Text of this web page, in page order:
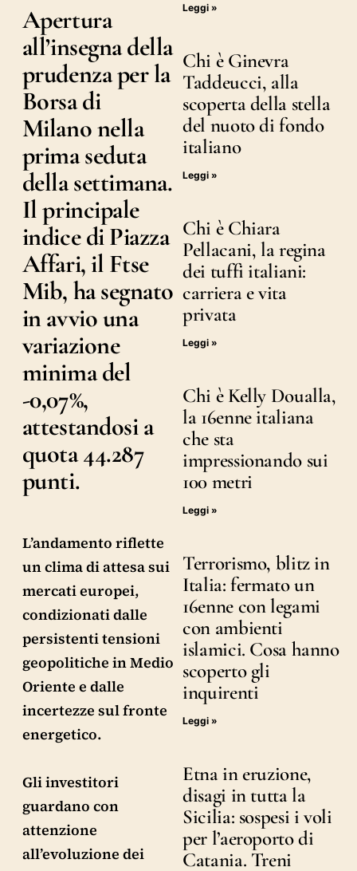
Apertura
all’insegna della
prudenza per la
Borsa di
Milano nella
prima seduta
della settimana.
Il principale
indice di Piazza
Affari, il Ftse
Mib, ha segnato
in avvio una
variazione
minima del
-0,07%,
attestandosi a
quota 44.287
punti.
L’andamento riflette
un clima di attesa sui
mercati europei,
condizionati dalle
persistenti tensioni
geopolitiche in Medio
Oriente e dalle
incertezze sul fronte
energetico.
Gli investitori
guardano con
attenzione
all’evoluzione dei
Leggi »
Chi è Ginevra
Taddeucci, alla
scoperta della stella
del nuoto di fondo
italiano
Leggi »
Chi è Chiara
Pellacani, la regina
dei tuffi italiani:
carriera e vita
privata
Leggi »
Chi è Kelly Doualla,
la 16enne italiana
che sta
impressionando sui
100 metri
Leggi »
Terrorismo, blitz in
Italia: fermato un
16enne con legami
con ambienti
islamici. Cosa hanno
scoperto gli
inquirenti
Leggi »
Etna in eruzione,
disagi in tutta la
Sicilia: sospesi i voli
per l’aeroporto di
Catania. Treni